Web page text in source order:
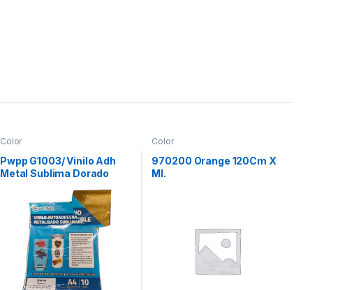
Color
Pwpp G1003/ Vinilo Adh
Metal Sublima Dorado
Color
970200 Orange 120Cm X
Ml.